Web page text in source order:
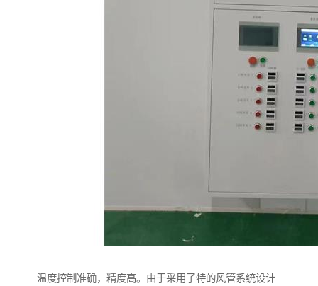
温度控制准确，精度高。由于采用了特的风管系统设计